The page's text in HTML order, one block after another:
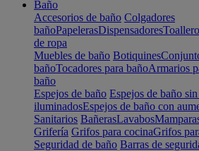
Baño
Accesorios de baño Colgadores
bañoPapelerasDispensadores
de ropa
Muebles de baño Botiquines
bañoTocadores para bañoArmarios
baño
Espejos de baño Espejos de baño
iluminadosEspejos de baño con
Sanitarios BañerasLavabos
Grifería Grifos para cocinaGrifos
Seguridad de baño Barras de